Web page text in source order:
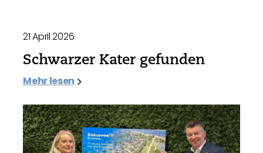
21 April 2026
Schwarzer Kater gefunden
Mehr lesen